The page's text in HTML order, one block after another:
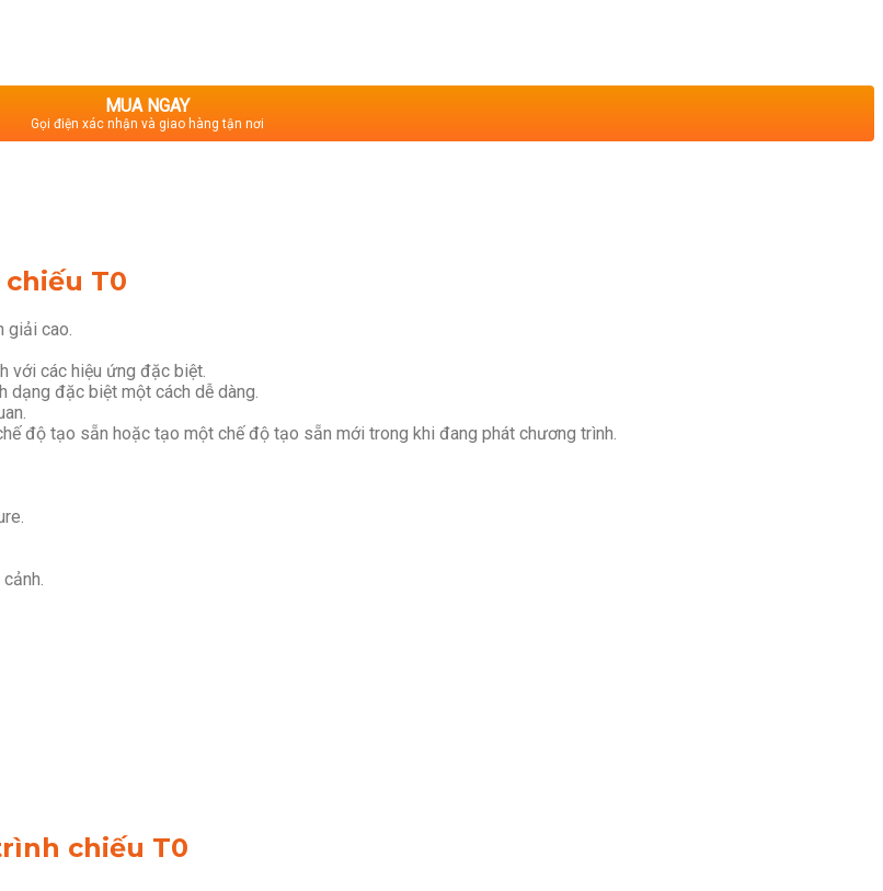
MUA NGAY
Gọi điện xác nhận và giao hàng tận nơi
T0
cao.
với các hiệu ứng đặc biệt.
dạng đặc biệt một cách dễ dàng.
độ tạo sẵn hoặc tạo một chế độ tạo sẵn mới trong khi đang phát chương trình.
chiếu T0